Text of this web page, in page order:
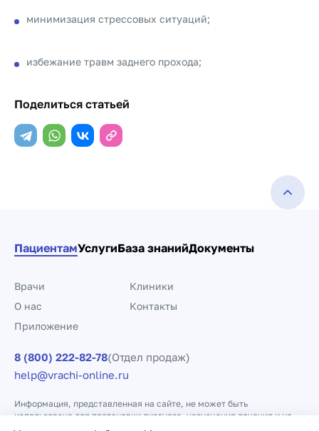
минимизация стрессовых ситуаций;
избежание травм заднего прохода;
Поделиться статьей
ПациентамУслугиБаза знанийДокументы
Врачи
Клиники
О нас
Контакты
Приложение
8 (800) 222-82-78(Отдел продаж)
help@vrachi-online.ru
Информация, представленная на сайте, не может быть
использована для постановки диагноза, назначения лечения и не
заменяет прием врача.